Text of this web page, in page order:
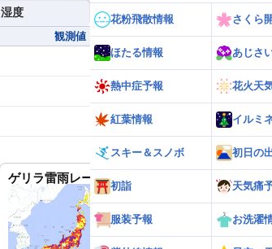
湿度
観測値
ゲリラ雷雨レーダー 世界の雨雲レーダー
花粉飛散情報 さくら
ほたる情報 あじさ
熱中症予報 花火天
紅葉情報 イルミ
スキー＆スノボ 初日の
初詣 天気痛
服装予報 お洗濯